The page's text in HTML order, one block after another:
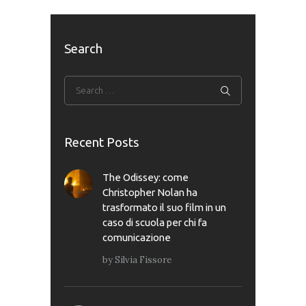
Search
Recent Posts
The Odissey: come
Christopher Nolan ha
trasformato il suo film in un
caso di scuola per chi fa
comunicazione
bySilvia Fissore